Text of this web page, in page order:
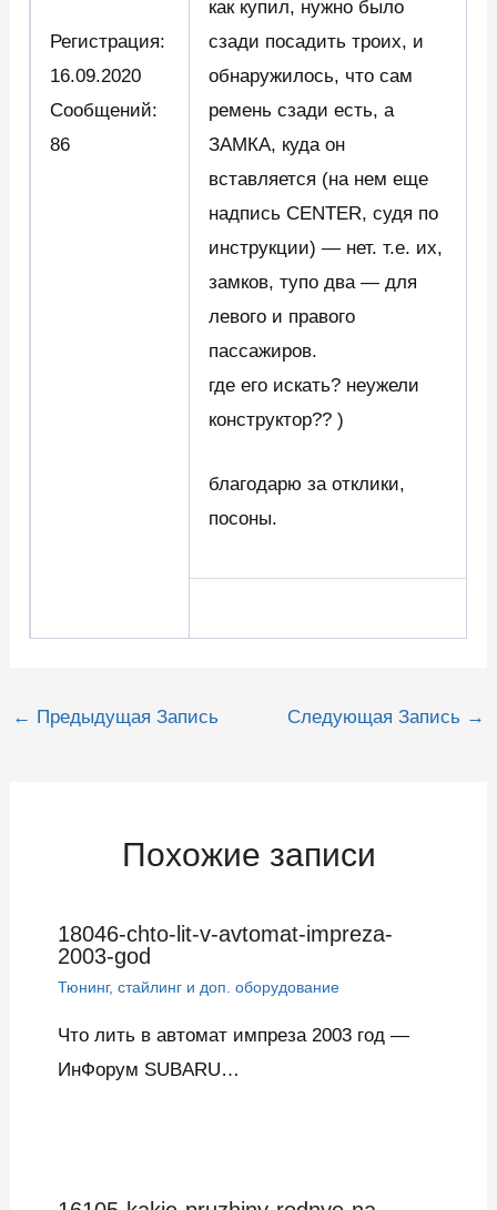
Регистрация:
16.09.2020
Сообщений:
86
как купил, нужно было
сзади посадить троих, и
обнаружилось, что сам
ремень сзади есть, а
ЗАМКА, куда он
вставляется (на нем еще
надпись CENTER, судя по
инструкции) — нет. т.е. их,
замков, тупо два — для
левого и правого
пассажиров.
где его искать? неужели
конструктор?? )
благодарю за отклики,
посоны.
Навигация
← Предыдущая Запись Следующая Запись →
Похожие записи
18046-chto-lit-v-avtomat-impreza-
2003-god
Тюнинг, стайлинг и доп. оборудование
Что лить в автомат импреза 2003 год —
ИнФорум SUBARU…